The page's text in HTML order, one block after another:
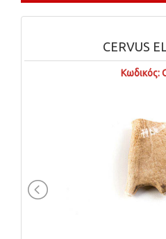
CERVUS ELAPHUS